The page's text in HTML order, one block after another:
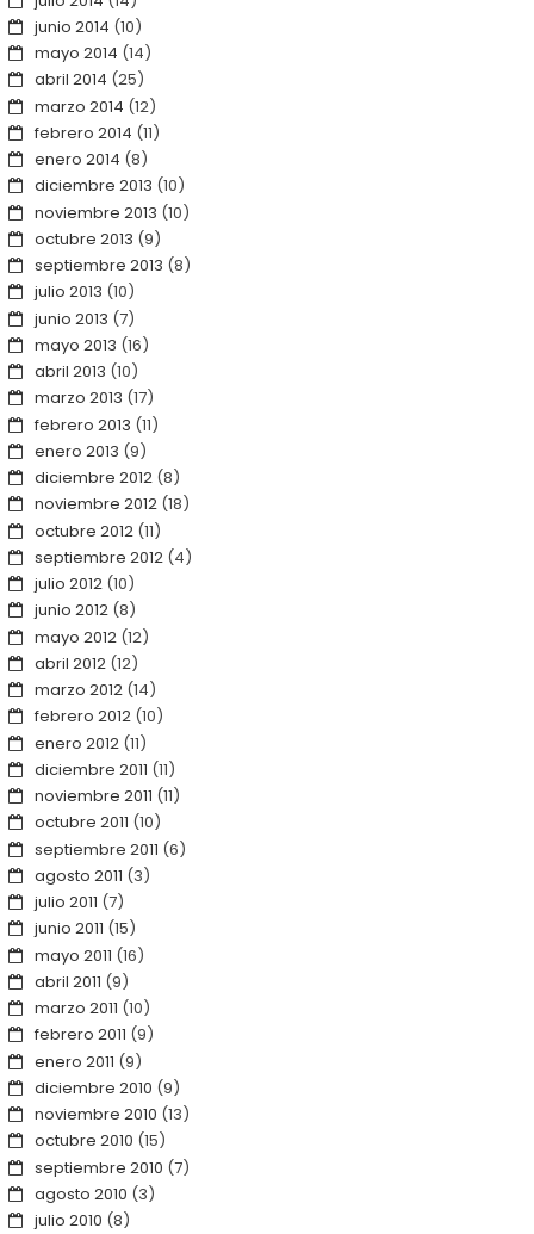
junio 2014 (10)
mayo 2014 (14)
abril 2014 (25)
marzo 2014 (12)
febrero 2014 (11)
enero 2014 (8)
diciembre 2013 (10)
noviembre 2013 (10)
octubre 2013 (9)
septiembre 2013 (8)
julio 2013 (10)
junio 2013 (7)
mayo 2013 (16)
abril 2013 (10)
marzo 2013 (17)
febrero 2013 (11)
enero 2013 (9)
diciembre 2012(8)
noviembre 2012(18)
octubre 2012(11)
septiembre 2012(4)
julio 2012(10)
junio 2012(8)
mayo 2012(12)
abril 2012(12)
marzo 2012(14)
febrero 2012(10)
enero 2012(11)
diciembre 2011 (11)
noviembre 2011 (11)
octubre 2011 (10)
septiembre 2011 (6)
agosto 2011 (3)
julio 2011 (7)
junio 2011 (15)
mayo 2011 (16)
abril 2011 (9)
marzo 2011 (10)
febrero 2011 (9)
enero 2011 (9)
diciembre 2010 (9)
noviembre 2010 (13)
octubre 2010 (15)
septiembre 2010 (7)
agosto 2010 (3)
julio 2010 (8)